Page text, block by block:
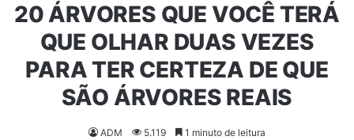
20 ÁRVORES QUE VOCÊ TERÁ
QUE OLHAR DUAS VEZES
PARA TER CERTEZA DE QUE
SÃO ÁRVORES REAIS
ADM 5.119 1 minuto de leitura